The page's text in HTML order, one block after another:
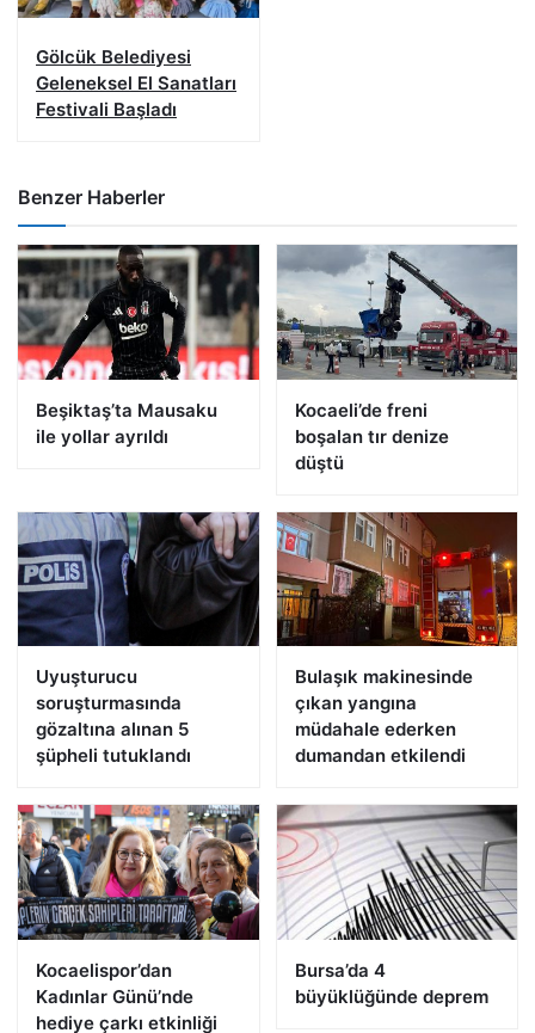
Gölcük Belediyesi
Geleneksel El Sanatları
Festivali Başladı
Benzer Haberler
Beşiktaş’ta Mausaku
ile yollar ayrıldı
Kocaeli’de freni
boşalan tır denize
düştü
Uyuşturucu
soruşturmasında
gözaltına alınan 5
şüpheli tutuklandı
Bulaşık makinesinde
çıkan yangına
müdahale ederken
dumandan etkilendi
Kocaelispor’dan
Kadınlar Günü’nde
hediye çarkı etkinliği
Bursa’da 4
büyüklüğünde deprem